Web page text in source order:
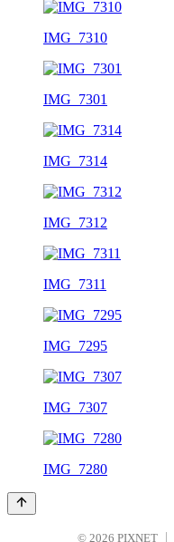
IMG_7310
IMG_7301
IMG_7314
IMG_7312
IMG_7311
IMG_7295
IMG_7307
IMG_7280
© 2026 PIXNET